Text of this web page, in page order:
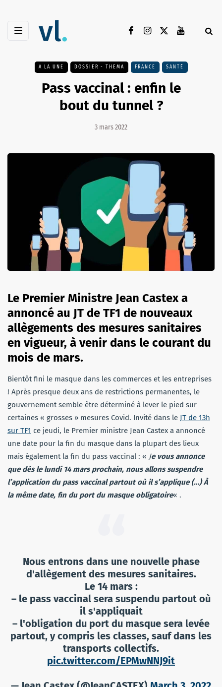
A LA UNE DOSSIER - THEMA FRANCE SANTÉ
Pass vaccinal : enfin le
bout du tunnel ?
3 mars 2022
Le Premier Ministre Jean Castex a
annoncé au JT de TF1 de nouveaux
allègements des mesures sanitaires
en vigueur, à venir dans le courant du
mois de mars.
Bientôt fini le masque dans les commerces et les entreprises
! Après presque deux ans de restrictions permanentes, le
gouvernement semble être déterminé à lever le pied sur
certaines « grosses » mesures Covid. Invité dans le JT de 13h
sur TF1 ce jeudi, le Premier ministre Jean Castex a annoncé
une date pour la fin du masque dans la plupart des lieux
mais également la fin du pass vaccinal : « Je vous annonce
que dès le lundi 14 mars prochain, nous allons suspendre
l’application du pass vaccinal partout où il s’applique (…) À
la même date, fin du port du masque obligatoire« .
Nous entrons dans une nouvelle phase
d'allègement des mesures sanitaires.
Le 14 mars :
– le pass vaccinal sera suspendu partout où
il s'appliquait
– l'obligation du port du masque sera levée
partout, y compris les classes, sauf dans les
transports collectifs.
pic.twitter.com/EPMwNNJ9it